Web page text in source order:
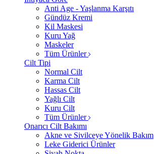
Anti Age - Yaşlanma Karşıtı
Gündüz Kremi
Kil Maskesi
Kuru Yağ
Maskeler
Tüm Ürünler
Cilt Tipi
Normal Cilt
Karma Cilt
Hassas Cilt
Yağlı Cilt
Kuru Cilt
Tüm Ürünler
Onarıcı Cilt Bakımı
Akne ve Sivilceye Yönelik Bakım
Leke Giderici Ürünler